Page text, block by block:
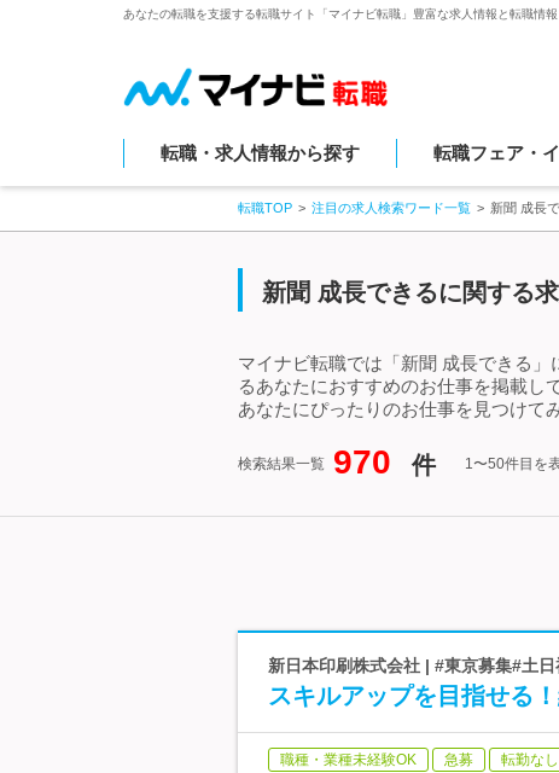
あなたの転職を支援する転職サイト「マイナビ転職」豊富な求人情報と転職情
転職・求人情報から探す 転職フェア・
転職TOP 注目の求人検索ワード一覧 新聞 成長
新聞 成長できるに関する
マイナビ転職では「新聞 成長できる
るあなたにおすすめのお仕事を掲載し
あなたにぴったりのお仕事を見つけて
検索結果一覧 970 件 1〜50件目を
新日本印刷株式会社 | #東京募集#土
スキルアップを目指せる
職種・業種未経験OK 急募 転勤なし